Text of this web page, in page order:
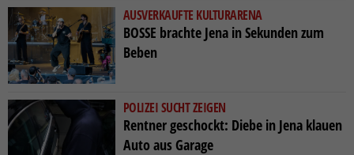
AUSVERKAUFTE KULTURARENA
BOSSE brachte Jena in Sekunden zum
Beben
POLIZEI SUCHT ZEIGEN
Rentner geschockt: Diebe in Jena klauen
Auto aus Garage